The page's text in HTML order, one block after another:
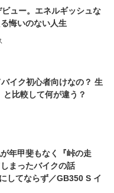
ュー。エネルギッシュな
悔いのない人生
イク初心者向けなの？ 生
比較して何が違う？
年甲斐もなく『峠の走
まったバイクの話
してならず／GB350 S イ
】